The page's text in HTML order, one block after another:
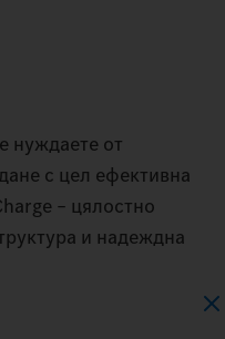
нуждаете от
с цел ефективна
– цялостно
и надеждна